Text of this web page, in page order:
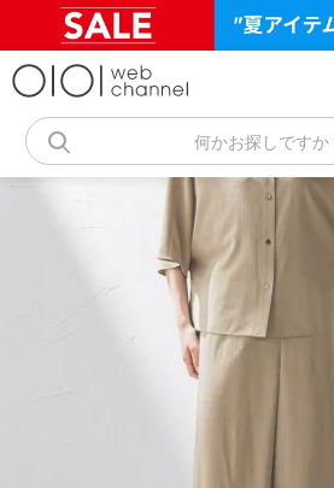
キ
何かお探しですか